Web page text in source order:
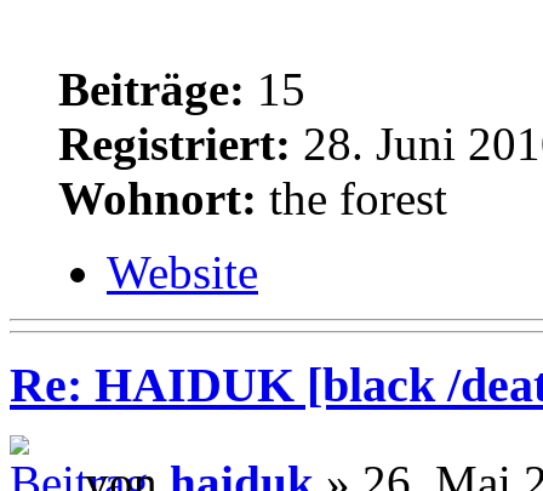
Beiträge: 15
Registriert: 28. Juni
Wohnort: the forest
Website
Re: HAIDUK [black /